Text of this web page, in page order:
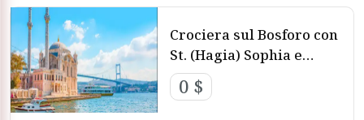
Crociera sul Bosforo con
St. (Hagia) Sophia e
Beylerbeyi
0 $